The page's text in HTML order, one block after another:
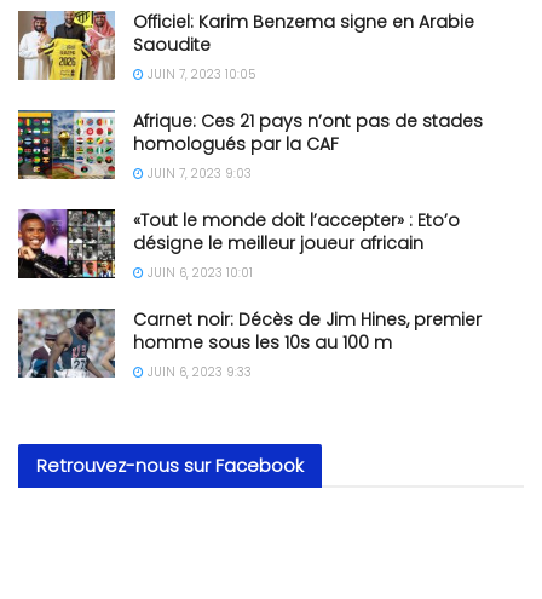
Officiel: Karim Benzema signe en Arabie
Saoudite
JUIN 7, 2023 10:05
Afrique: Ces 21 pays n’ont pas de stades
homologués par la CAF
JUIN 7, 2023 9:03
«Tout le monde doit l’accepter» : Eto’o
désigne le meilleur joueur africain
JUIN 6, 2023 10:01
Carnet noir: Décès de Jim Hines, premier
homme sous les 10s au 100 m
JUIN 6, 2023 9:33
Retrouvez-nous sur Facebook